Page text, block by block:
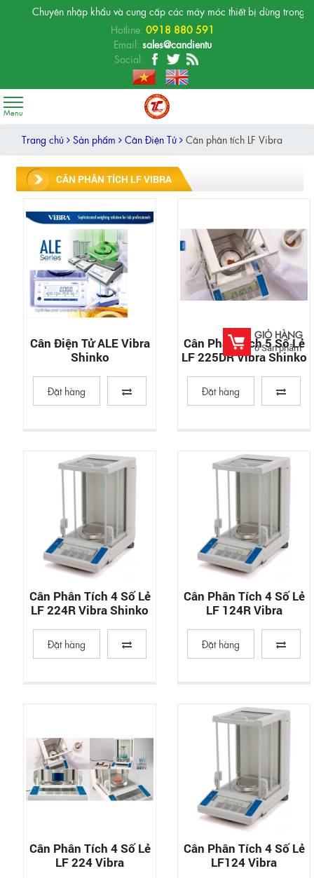
Chuyên nhập khẩu và cung cấp các máy móc thiết bị dùng trong
Hotline:0918 880 591
Email:sales@candientu
Social:
GIỎ HÀNG
0Sản phẩm
Trang chủ Sản phẩm Cân Điện Tử Cân phân tích LF Vibra
CÂN PHÂN TÍCH LF VIBRA
Cân Điện Tử ALE Vibra
Shinko
Đặt hàng
Cân Phân Tích 5 Số Lẻ
LF 225DR Vibra Shinko
Đặt hàng
Cân Phân Tích 4 Số Lẻ
LF 224R Vibra Shinko
Đặt hàng
Cân Phân Tích 4 Số Lẻ
LF 124R Vibra
Đặt hàng
Cân Phân Tích 4 Số Lẻ
LF 224 Vibra
Cân Phân Tích 4 Số Lẻ
LF124 Vibra